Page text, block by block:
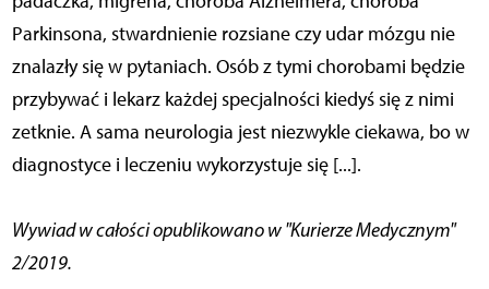
Parkinsona, stwardnienie rozsiane czy udar mózgu nie
znalazły się w pytaniach. Osób z tymi chorobami będzie
przybywać i lekarz każdej specjalności kiedyś się z nimi
zetknie. A sama neurologia jest niezwykle ciekawa, bo w
diagnostyce i leczeniu wykorzystuje się [...].
Wywiad w całości opublikowano w "Kurierze Medycznym"
2/2019.